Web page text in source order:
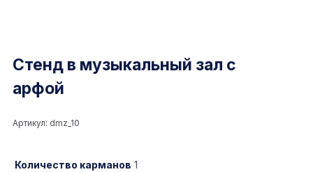
Стенд в музыкальный зал с
арфой
Артикул: dmz_10
Количество карманов 1